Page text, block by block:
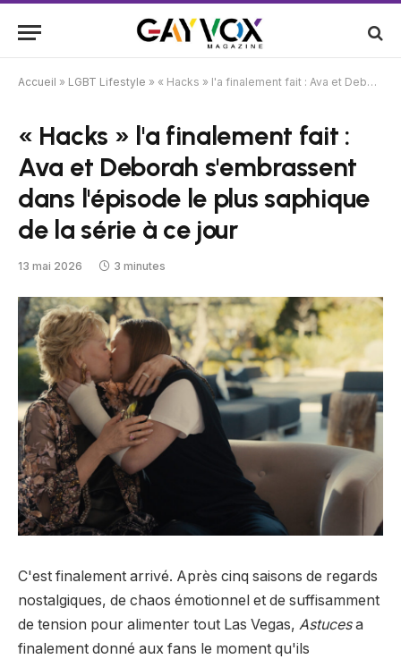
Accueil » LGBT Lifestyle » « Hacks » l'a finalement fait : Ava et Deborah s'embrassent dans l'épisode le plus saphique de la série à ce jour
« Hacks » l'a finalement fait :
Ava et Deborah s'embrassent
dans l'épisode le plus saphique
de la série à ce jour
13 mai 2026 3 minutes
C'est finalement arrivé. Après cinq saisons de regards
nostalgiques, de chaos émotionnel et de suffisamment
de tension pour alimenter tout Las Vegas, Astucesa
finalement donné aux fans le moment qu'ils